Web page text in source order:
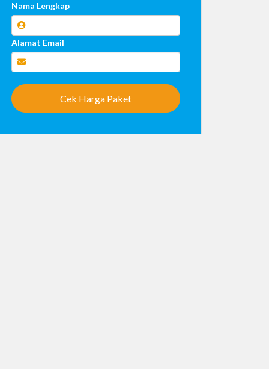
Nama Lengkap
Alamat Email
Cek Harga Paket